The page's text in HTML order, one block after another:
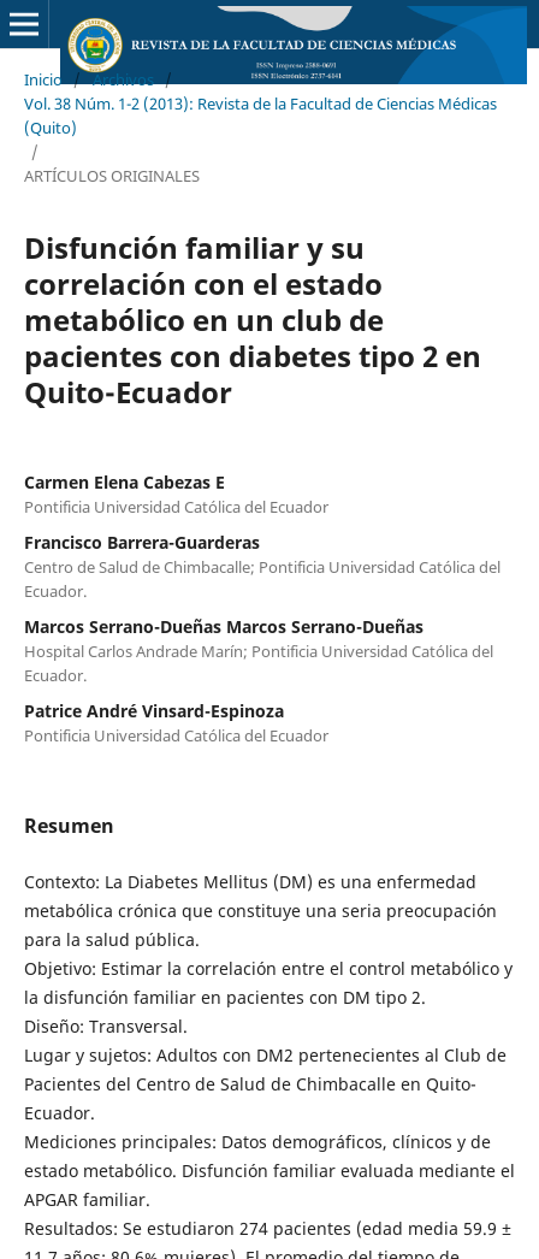
Inicio / Archivos /
Vol. 38 Núm. 1-2 (2013): Revista de la Facultad de Ciencias Médicas
(Quito)
/
ARTÍCULOS ORIGINALES
Disfunción familiar y su
correlación con el estado
metabólico en un club de
pacientes con diabetes tipo 2 en
Quito-Ecuador
Carmen Elena Cabezas E
Pontificia Universidad Católica del Ecuador
Francisco Barrera-Guarderas
Centro de Salud de Chimbacalle; Pontificia Universidad Católica del
Ecuador.
Marcos Serrano-Dueñas Marcos Serrano-Dueñas
Hospital Carlos Andrade Marín; Pontificia Universidad Católica del
Ecuador.
Patrice André Vinsard-Espinoza
Pontificia Universidad Católica del Ecuador
Resumen
Contexto: La Diabetes Mellitus (DM) es una enfermedad
metabólica crónica que constituye una seria preocupación
para la salud pública.
Objetivo: Estimar la correlación entre el control metabólico y
la disfunción familiar en pacientes con DM tipo 2.
Diseño: Transversal.
Lugar y sujetos: Adultos con DM2 pertenecientes al Club de
Pacientes del Centro de Salud de Chimbacalle en Quito-
Ecuador.
Mediciones principales: Datos demográficos, clínicos y de
estado metabólico. Disfunción familiar evaluada mediante el
APGAR familiar.
Resultados: Se estudiaron 274 pacientes (edad media 59.9 ±